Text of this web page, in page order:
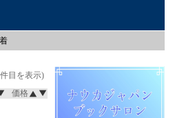
目を表示)
価格